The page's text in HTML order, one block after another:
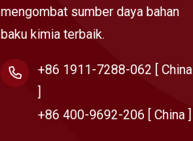
mengombat sumber daya bahan
baku kimia terbaik.
+86 1911-7288-062 [ China
+86 400-9692-206 [ China ]